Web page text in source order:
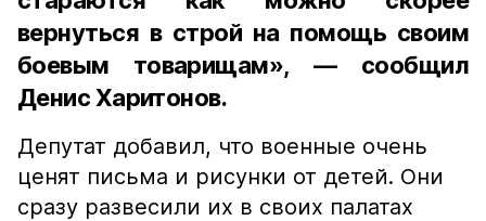
вернуться в строй на помощь своим
боевым товарищам», — сообщил
Денис Харитонов.
Депутат добавил, что военные очень
ценят письма и рисунки от детей. Они
сразу развесили их в своих палатах